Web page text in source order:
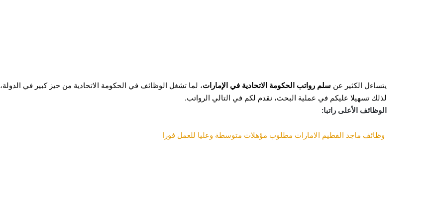
يتساءل الكثير عن سلم رواتب الحكومة الاتحادية في الإمارات، لما تشغل الوظائف في الحكومة الاتحادية من حيز كبير في الدولة،
لذلك تسهيلا عليكم في عملية البحث، نقدم لكم في التالي الرواتب.
الوظائف الأعلى راتبا:
وظائف ماجد الفطيم الامارات مطلوب مؤهلات متوسطة وعليا للعمل فورا